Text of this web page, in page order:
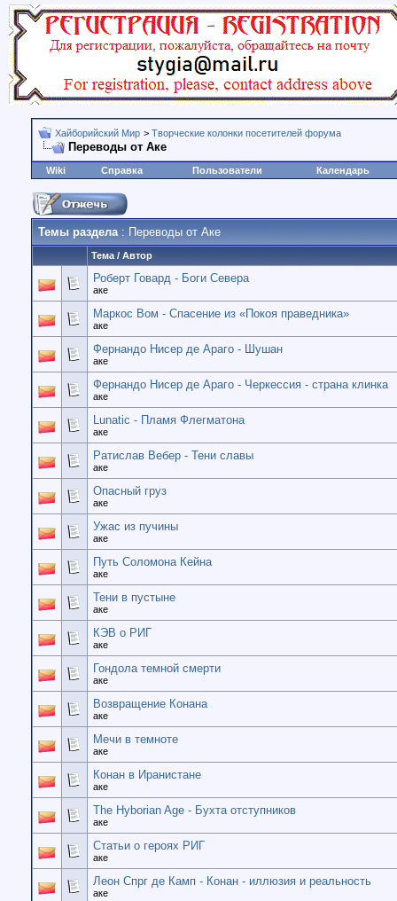
Хайборийский Мир > Творческие колонки посетителей форума
Переводы от Аке
Wiki Справка Пользователи Календарь
Темы раздела: Переводы от Аке
Тема / Автор
Роберт Говард - Боги Севера
аке
Маркос Вом - Спасение из «Покоя праведника»
аке
Фернандо Нисер де Араго - Шушан
аке
Фернандо Нисер де Араго - Черкессия - страна клинка
аке
Lunatic - Пламя Флегматона
аке
Ратислав Вебер - Тени славы
аке
Опасный груз
аке
Ужас из пучины
аке
Путь Соломона Кейна
аке
Тени в пустыне
аке
КЭВ о РИГ
аке
Гондола темной смерти
аке
Возвращение Конана
аке
Мечи в темноте
аке
Конан в Иранистане
аке
The Hyborian Age - Бухта отступников
аке
Статьи о героях РИГ
аке
Леон Спрг де Камп - Конан - иллюзия и реальность
аке